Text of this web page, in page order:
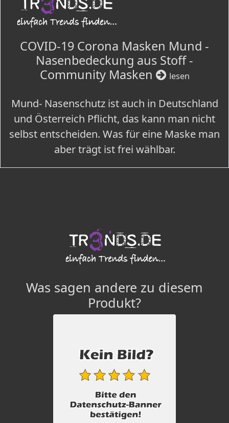
COVID-19 Corona Masken Mund -
Nasenbedeckung aus Stoff -
Community Masken
lesen
Mund- Nasenschutz ist auch in Deutschland
und Österreich Pflicht, das kann man nicht
selbst entscheiden. Was für eine Maske man
aber trägt ist frei wählbar.
Was sagen andere zu diesem
Produkt?